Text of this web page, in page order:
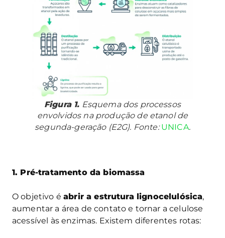
Figura 1. Esquema dos processos
envolvidos na produção de etanol de
segunda-geração (E2G). Fonte:UNICA.
1. Pré-tratamento da biomassa
O objetivo éabrir a estrutura lignocelulósica,
aumentar a área de contato e tornar a celulose
acessível às enzimas. Existem diferentes rotas: